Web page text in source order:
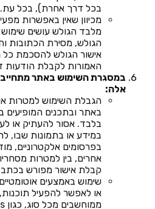
בכל דרך אחרת), בכל עת.
מכיוון שאין באפשרות
מלבד הגולש עושים
הגולש, מסירת הכתובות
אישור הגולש להסכמת
האמורות לקבלת הודעות
במסגרת השימוש באתר
אלה:
הגבלת השימוש למטרות
באתר ובתכנים המופיעים
בלבד. אסור להעתיק או
במידע או בתמונות שבו,
בפרסומים אלקטרוניים,
אחרים, בין למטרות
קבלת אישור מפורש
שימוש באמצעים
או לאפשר להפעיל